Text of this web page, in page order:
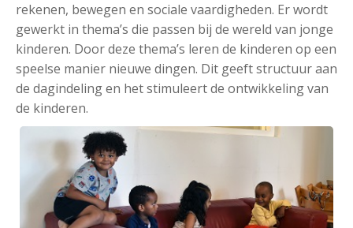
rekenen, bewegen en sociale vaardigheden. Er wordt
gewerkt in thema’s die passen bij de wereld van jonge
kinderen. Door deze thema’s leren de kinderen op een
speelse manier nieuwe dingen. Dit geeft structuur aan
de dagindeling en het stimuleert de ontwikkeling van
de kinderen.